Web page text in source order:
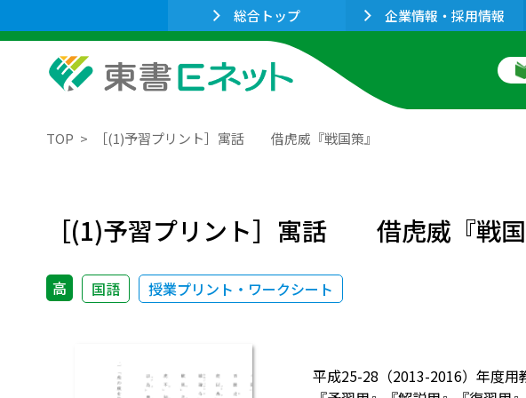
総合トップ 企業情報・採用情報
TOP ［(1)予習プリント］寓話 借虎威『戦国策』
［(1)予習プリント］寓話 借虎威『戦国
高 国語 授業プリント・ワークシート
平成25-28（2013-2016）年度用